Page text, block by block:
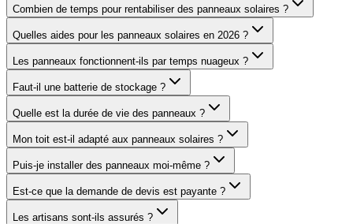
Combien de temps pour rentabiliser des panneaux solaires ?
Quelles aides pour les panneaux solaires en 2026 ?
Les panneaux fonctionnent-ils par temps nuageux ?
Faut-il une batterie de stockage ?
Quelle est la durée de vie des panneaux ?
Mon toit est-il adapté aux panneaux solaires ?
Puis-je installer des panneaux moi-même ?
Est-ce que la demande de devis est payante ?
Les artisans sont-ils assurés ?